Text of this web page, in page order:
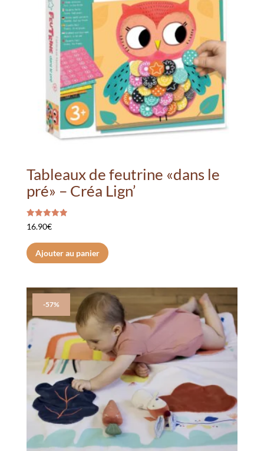
Tableaux de feutrine «dans le
pré» – Créa Lign’
Note
5.00
16.90€
Ajouter au panier
-57%